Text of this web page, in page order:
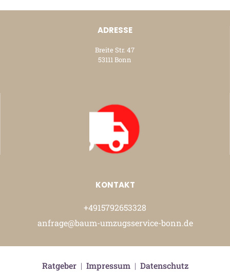
ADRESSE
Breite Str. 47
53111 Bonn
KONTAKT
+4915792653328
anfrage@baum-umzugsservice-bonn.de
Ratgeber| Impressum| Datenschutz